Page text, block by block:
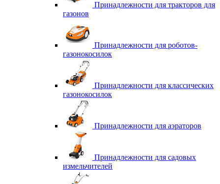
Принадлежности для тракторов для
газонов
Принадлежности для роботов-
газонокосилок
Принадлежности для классических
газонокосилок
Принадлежности для аэраторов
Принадлежности для садовых
измельчителей